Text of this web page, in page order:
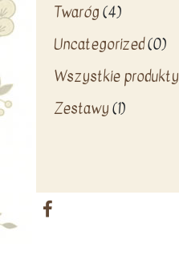
Twaróg(4)
Uncategorized(0)
Wszystkie produkty
Zestawy(1)